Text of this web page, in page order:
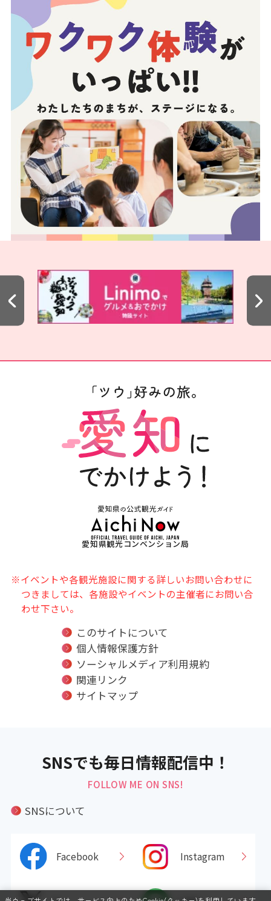
愛知県観光コンベンション局
※イベントや各観光施設に関する詳しいお問い合わせに
つきましては、各施設やイベントの主催者にお問い合
わせ下さい。
このサイトについて
個人情報保護方針
ソーシャルメディア利用規約
関連リンク
サイトマップ
SNSでも毎日情報配信中！
FOLLOW ME ON SNS!
SNSについて
Facebook Instagram